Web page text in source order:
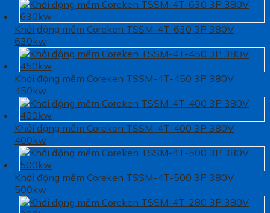
Khởi động mềm Coreken TSSM-4T-630 3P 380V
630kw
Khởi động mềm Coreken TSSM-4T-450 3P 380V
450kw
Khởi động mềm Coreken TSSM-4T-400 3P 380V
400kw
Khởi động mềm Coreken TSSM-4T-500 3P 380V
500kw